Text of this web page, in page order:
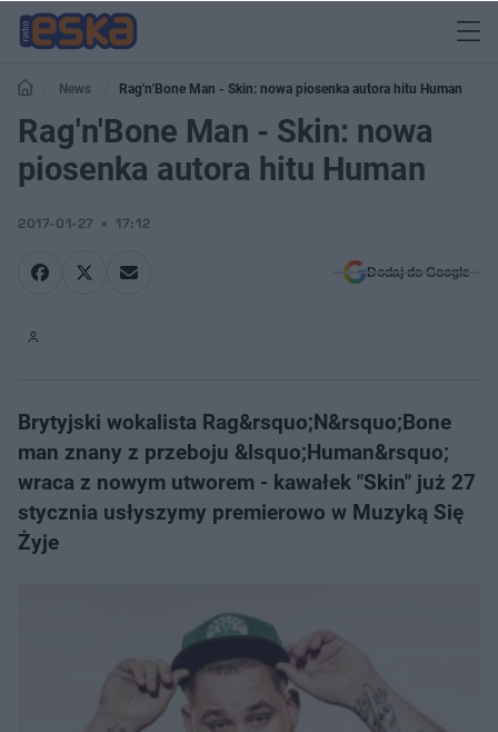
News Rag'n'Bone Man - Skin: nowa piosenka autora hitu Human
Rag'n'Bone Man - Skin: nowa
piosenka autora hitu Human
2017-01-27 17:12
Dodaj do Google
Brytyjski wokalista Rag&rsquo;N&rsquo;Bone
man znany z przeboju &lsquo;Human&rsquo;
wraca z nowym utworem - kawałek "Skin" już 27
stycznia usłyszymy premierowo w Muzyką Się
Żyje